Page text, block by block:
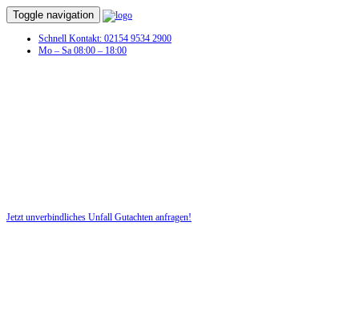
Toggle navigation
Schnell Kontakt: 02154 9534 2900
Mo – Sa 08:00 – 18:00
Jetzt unverbindliches Unfall Gutachten anfragen!